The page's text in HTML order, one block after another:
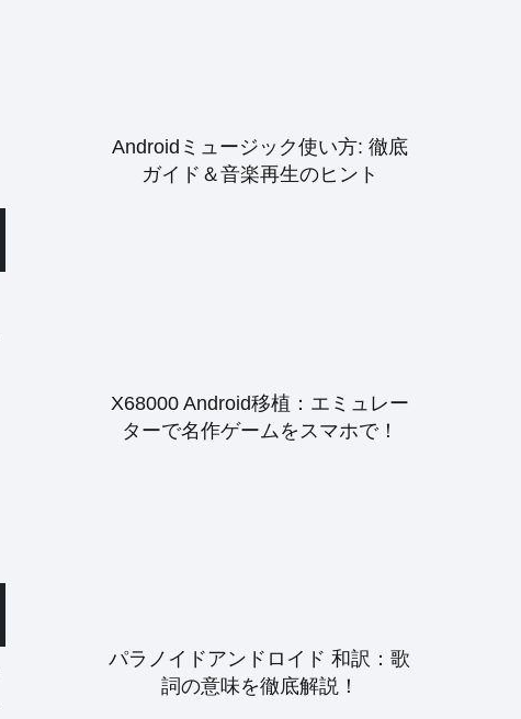
Androidミュージック使い方: 徹底
ガイド＆音楽再生のヒント
X68000 Android移植：エミュレー
ターで名作ゲームをスマホで！
パラノイドアンドロイド 和訳：歌
詞の意味を徹底解説！